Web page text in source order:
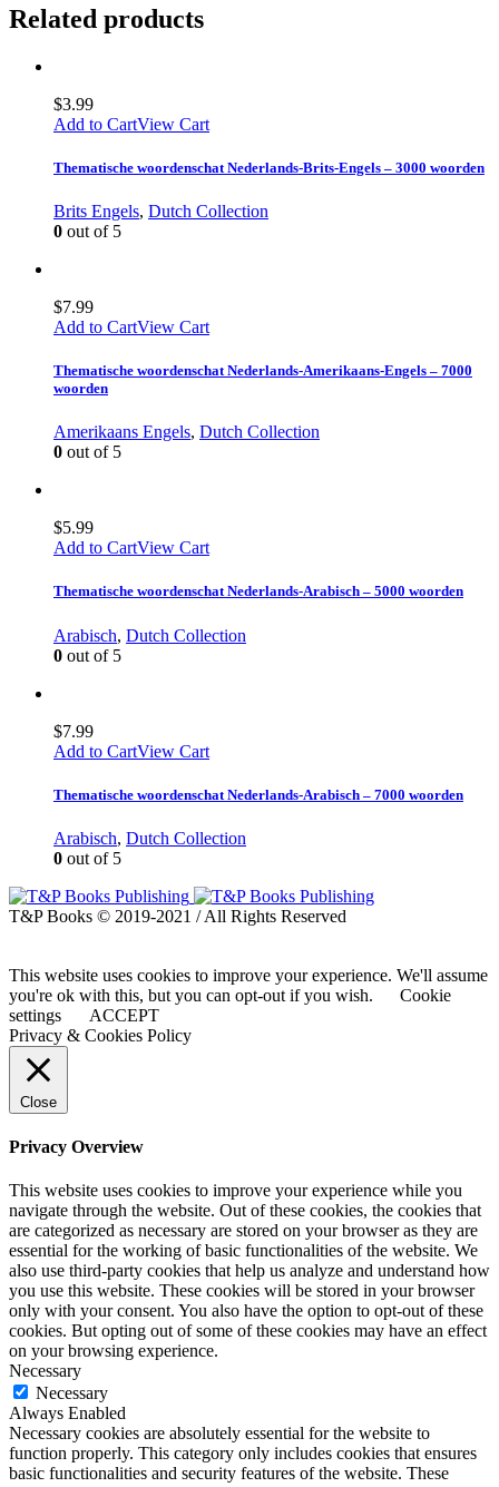
Related products
$3.99
Add to CartView Cart
Thematische woordenschat Nederlands-Brits-Engels – 3000 woorden
Brits Engels, Dutch Collection
0 out of 5
$7.99
Add to CartView Cart
Thematische woordenschat Nederlands-Amerikaans-Engels – 7000
woorden
Amerikaans Engels, Dutch Collection
0 out of 5
$5.99
Add to CartView Cart
Thematische woordenschat Nederlands-Arabisch – 5000 woorden
Arabisch, Dutch Collection
0 out of 5
$7.99
Add to CartView Cart
Thematische woordenschat Nederlands-Arabisch – 7000 woorden
Arabisch, Dutch Collection
0 out of 5
T&P Books © 2019-2021 / All Rights Reserved
This website uses cookies to improve your experience. We'll assume
you're ok with this, but you can opt-out if you wish.
Cookie
settings
ACCEPT
Privacy & Cookies Policy
Close
Privacy Overview
This website uses cookies to improve your experience while you
navigate through the website. Out of these cookies, the cookies that
are categorized as necessary are stored on your browser as they are
essential for the working of basic functionalities of the website. We
also use third-party cookies that help us analyze and understand how
you use this website. These cookies will be stored in your browser
only with your consent. You also have the option to opt-out of these
cookies. But opting out of some of these cookies may have an effect
on your browsing experience.
Necessary
Necessary
Always Enabled
Necessary cookies are absolutely essential for the website to
function properly. This category only includes cookies that ensures
basic functionalities and security features of the website. These